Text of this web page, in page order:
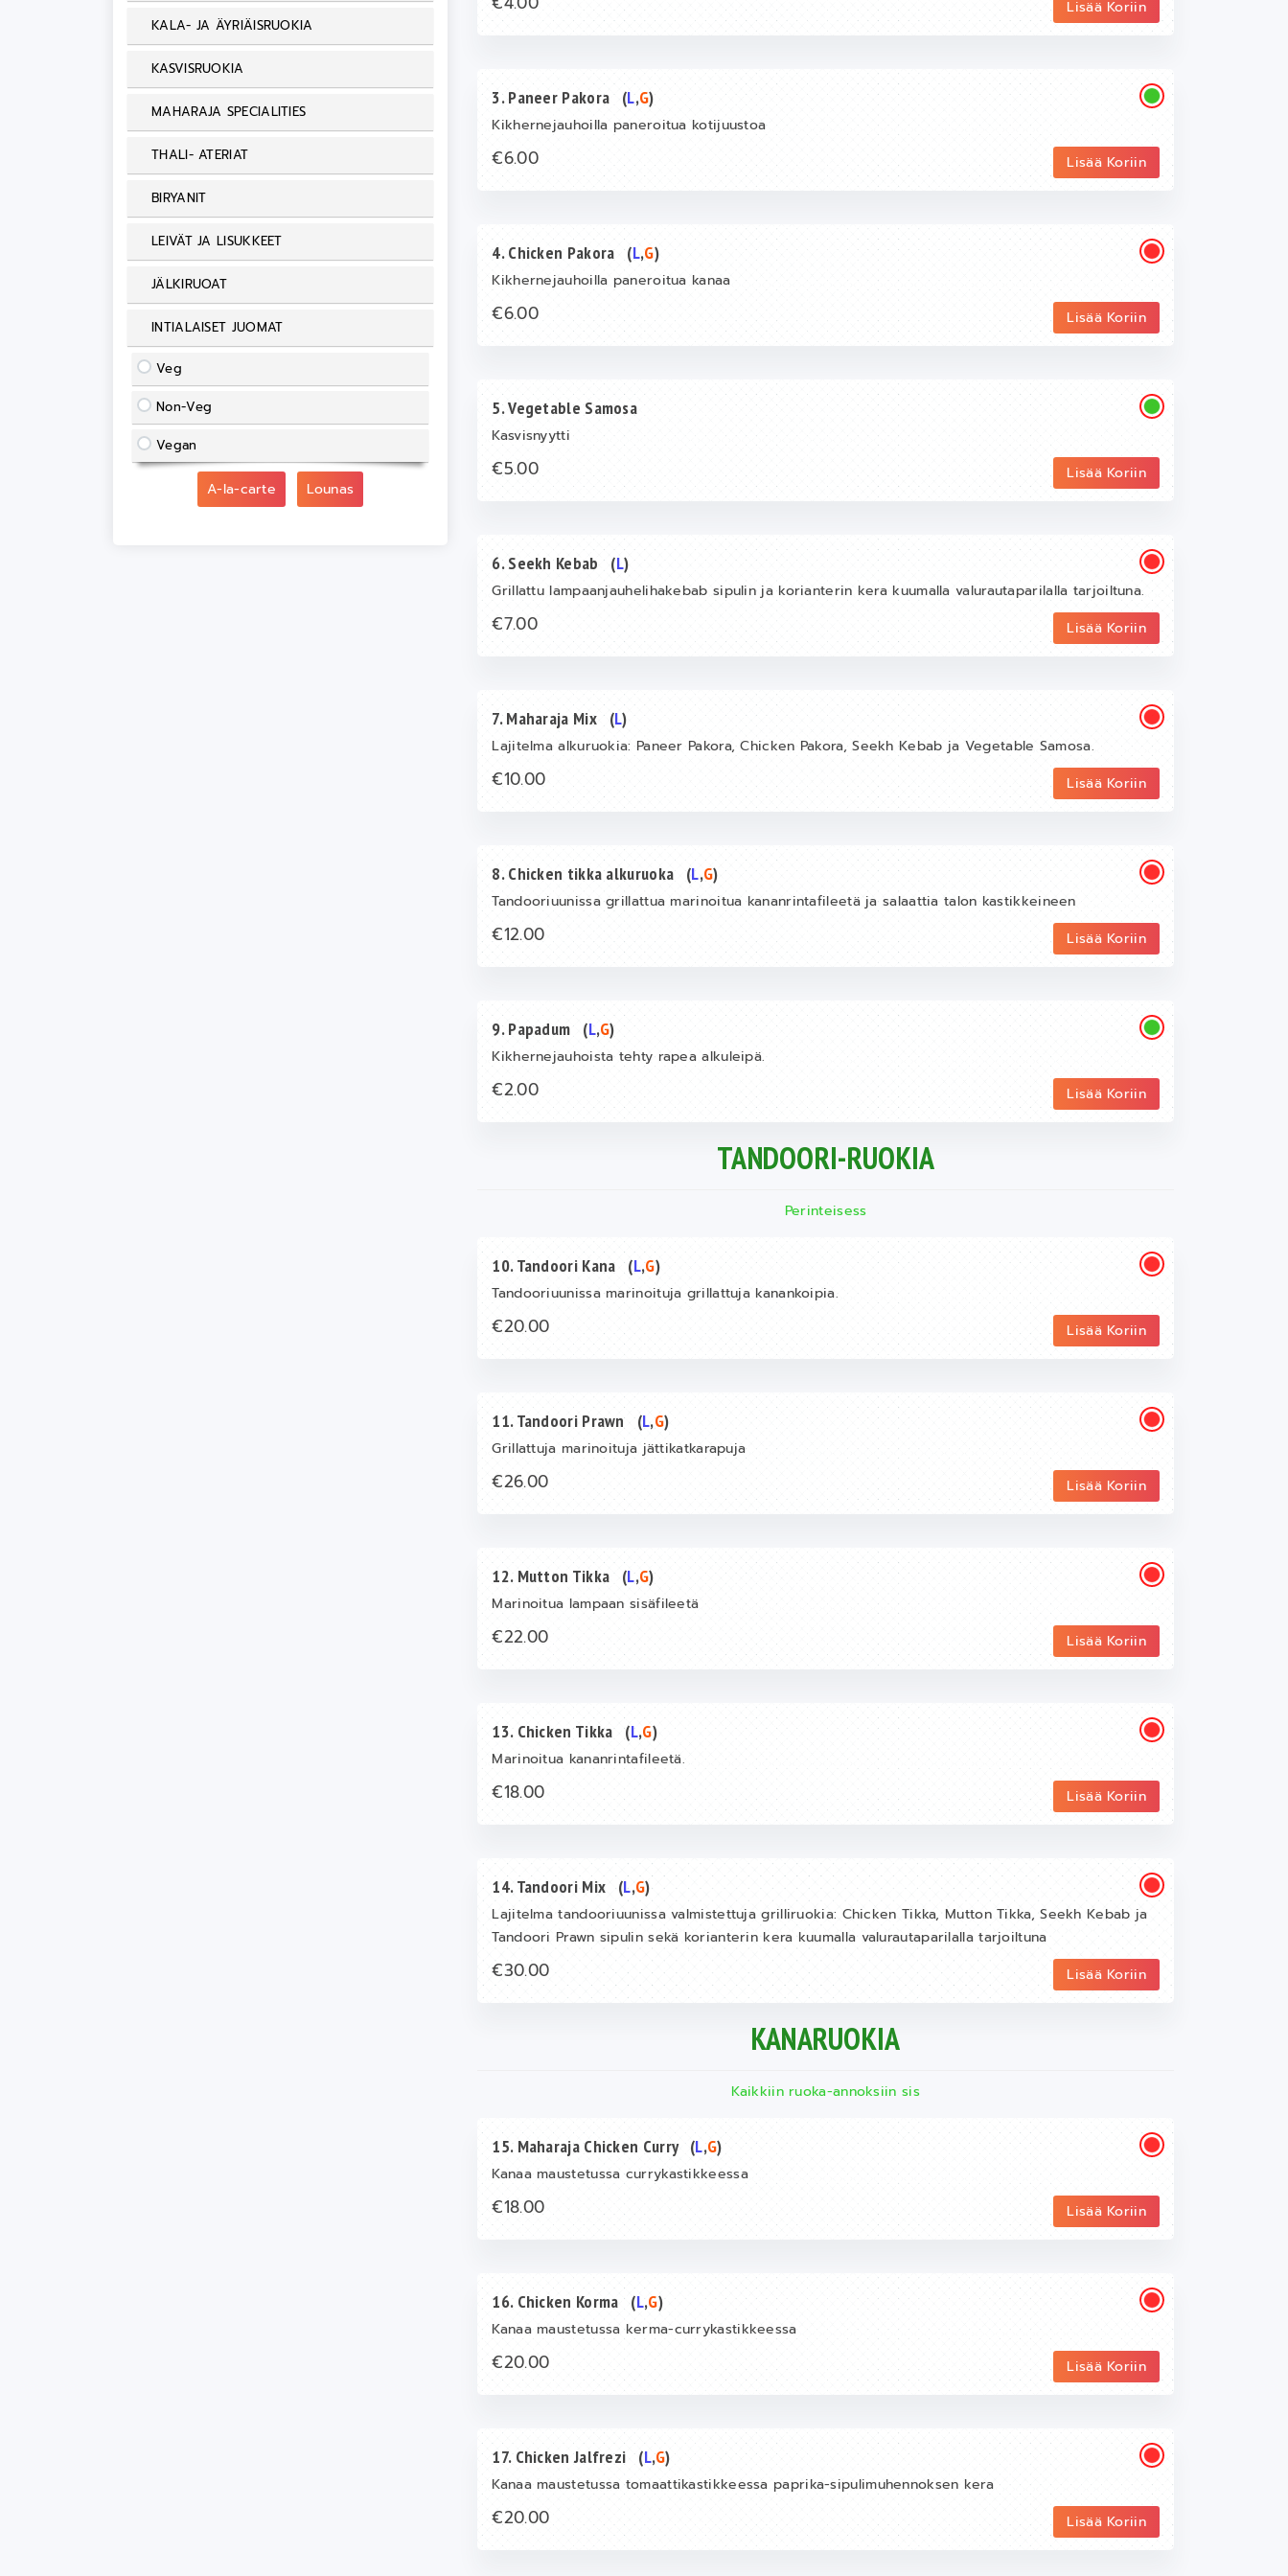
KALA- JA ÄYRIÄISRUOKIA
KASVISRUOKIA
MAHARAJA SPECIALITIES
THALI- ATERIAT
BIRYANIT
LEIVÄT JA LISUKKEET
JÄLKIRUOAT
INTIALAISET JUOMAT
Veg
Non-Veg
Vegan
A-la-carte Lounas
Lisää Koriin
3. Paneer Pakora (L,G)
Kikhernejauhoilla paneroitua kotijuustoa
€6.00 Lisää Koriin
4. Chicken Pakora(L,G)
Kikhernejauhoilla paneroitua kanaa
€6.00 Lisää Koriin
5. Vegetable Samosa
Kasvisnyytti
€5.00 Lisää Koriin
6. Seekh Kebab (L)
Grillattu lampaanjauhelihakebab sipulin ja korianterin kera kuumalla valurautaparilalla tarjoiltuna.
€7.00 Lisää Koriin
7. Maharaja Mix (L)
Lajitelma alkuruokia: Paneer Pakora, Chicken Pakora, Seekh Kebab ja Vegetable Samosa.
€10.00 Lisää Koriin
8. Chicken tikka alkuruoka (L,G)
Tandooriuunissa grillattua marinoitua kananrintafileetä ja salaattia talon kastikkeineen
€12.00 Lisää Koriin
9. Papadum (L,G)
Kikhernejauhoista tehty rapea alkuleipä.
€2.00 Lisää Koriin
TANDOORI-RUOKIA
Perinteisess
10. Tandoori Kana(L,G)
Tandooriuunissa marinoituja grillattuja kanankoipia.
€20.00 Lisää Koriin
11. Tandoori Prawn(L,G)
Grillattuja marinoituja jättikatkarapuja
€26.00 Lisää Koriin
12. Mutton Tikka (L,G)
Marinoitua lampaan sisäfileetä
€22.00 Lisää Koriin
13. Chicken Tikka(L,G)
Marinoitua kananrintafileetä.
€18.00 Lisää Koriin
14. Tandoori Mix(L,G)
Lajitelma tandooriuunissa valmistettuja grilliruokia: Chicken Tikka, Mutton Tikka, Seekh Kebab ja
Tandoori Prawn sipulin sekä korianterin kera kuumalla valurautaparilalla tarjoiltuna
€30.00 Lisää Koriin
KANARUOKIA
Kaikkiin ruoka-annoksiin sis
15. Maharaja Chicken Curry (L,G)
Kanaa maustetussa currykastikkeessa
€18.00 Lisää Koriin
16. Chicken Korma (L,G)
Kanaa maustetussa kerma-currykastikkeessa
€20.00 Lisää Koriin
17. Chicken Jalfrezi(L,G)
Kanaa maustetussa tomaattikastikkeessa paprika-sipulimuhennoksen kera
€20.00 Lisää Koriin